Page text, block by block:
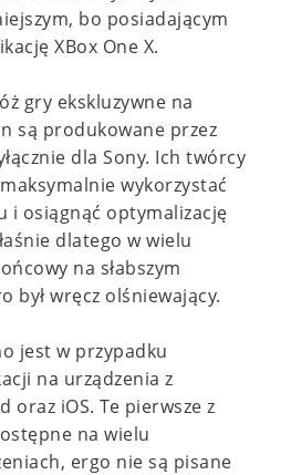
bo posiadającym
XBox One X.
gry ekskluzywne na
są produkowane przez
dla Sony. Ich twórcy
wykorzystać
i osiągnąć optymalizację
dlatego w wielu
na słabszym
był wręcz olśniewający.
jest w przypadku
na urządzenia z
oraz iOS. Te pierwsze z
na wielu
ergo nie są pisane